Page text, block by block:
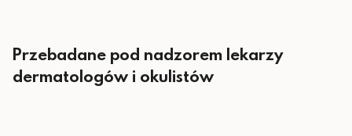
Przebadane pod nadzorem lekarzy
dermatologów i okulistów